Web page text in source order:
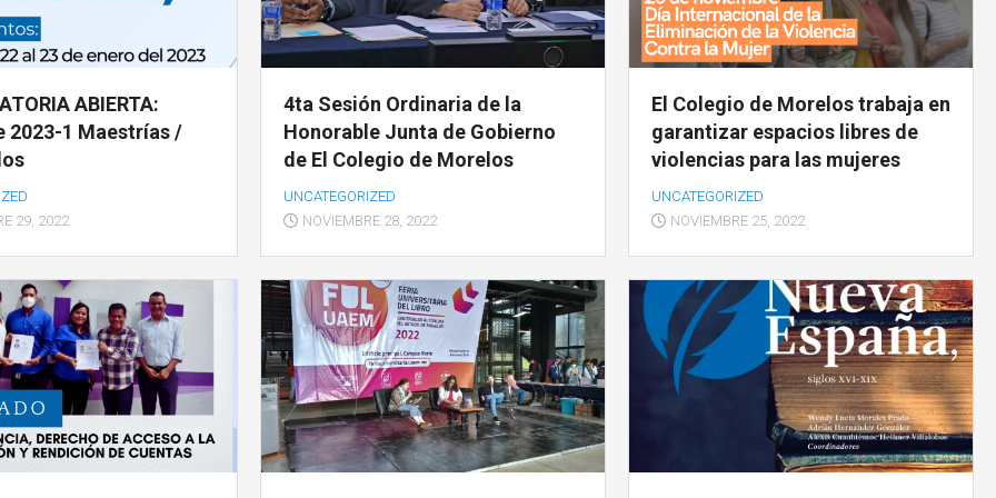
EDUCACIÓN
HISTORIA
HISTORIA
DEL
ARTE
Y
SOCIALES
EDUCACIÓN
FILOSOFÍA
HISTORIA
DEL
ARTE
LITERATURA
TEXTOS
PARA
TITULACIÓN
APORTACIONES
2022
PAGOS
ELECTRÓNICA
QUEJAS
Y
DENUNCIAS
ABIERTA:
2023-1 Maestrías /
29, 2022
4ta Sesión Ordinaria de la
Honorable Junta de Gobierno
de El Colegio de Morelos
UNCATEGORIZED
NOVIEMBRE 28, 2022
El Colegio de Morelos trabaja en
garantizar espacios libres de
violencias para las mujeres
UNCATEGORIZED
NOVIEMBRE 25, 2022